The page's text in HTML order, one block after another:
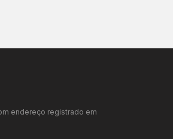
endereço registrado em